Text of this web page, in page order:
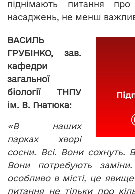
піднімають питання
насаджень, не менш
ВАСИЛЬ
ГРУБІНКО, зав.
кафедри
загальної
біології ТНПУ
ім. В. Гнатюка:
«В наших
парках хворі
сосни. Всі. Вони сохнуть.
Вони потребують
особливо в місті, це
питання не тільки про